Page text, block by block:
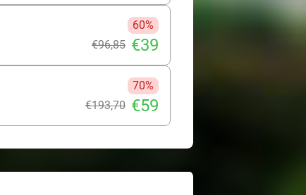
60%
€96,85 €39
70%
€193,70 €59